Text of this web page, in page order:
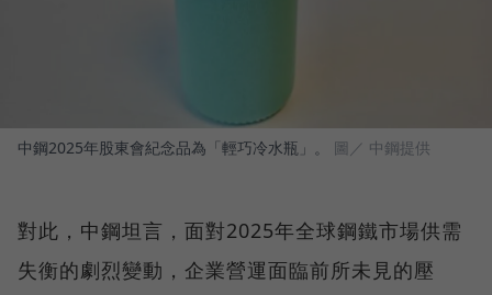
中鋼2025年股東會紀念品為「輕巧冷水瓶」。 圖／ 中鋼提供
對此，中鋼坦言，面對2025年全球鋼鐵市場供需
失衡的劇烈變動，企業營運面臨前所未見的壓